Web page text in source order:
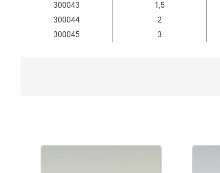
300043
1,5
300044
2
300045
3